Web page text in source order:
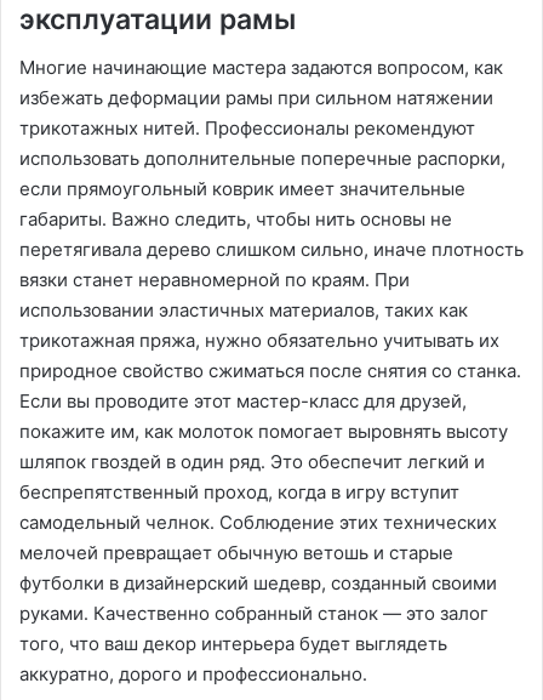
эксплуатации рамы
Многие начинающие мастера задаются вопросом, как
избежать деформации рамы при сильном натяжении
трикотажных нитей․ Профессионалы рекомендуют
использовать дополнительные поперечные распорки,
если прямоугольный коврик имеет значительные
габариты․ Важно следить, чтобы нить основы не
перетягивала дерево слишком сильно, иначе плотность
вязки станет неравномерной по краям․ При
использовании эластичных материалов, таких как
трикотажная пряжа, нужно обязательно учитывать их
природное свойство сжиматься после снятия со станка․
Если вы проводите этот мастер-класс для друзей,
покажите им, как молоток помогает выровнять высоту
шляпок гвоздей в один ряд․ Это обеспечит легкий и
беспрепятственный проход, когда в игру вступит
самодельный челнок․ Соблюдение этих технических
мелочей превращает обычную ветошь и старые
футболки в дизайнерский шедевр, созданный своими
руками․ Качественно собранный станок — это залог
того, что ваш декор интерьера будет выглядеть
аккуратно, дорого и профессионально․